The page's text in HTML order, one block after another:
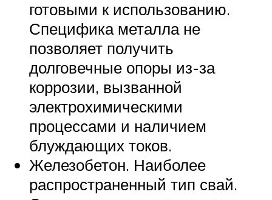
готовыми к использованию.
Специфика металла не
позволяет получить
долговечные опоры из-за
коррозии, вызванной
электрохимическими
процессами и наличием
блуждающих токов.
Железобетон. Наиболее
распространенный тип свай.